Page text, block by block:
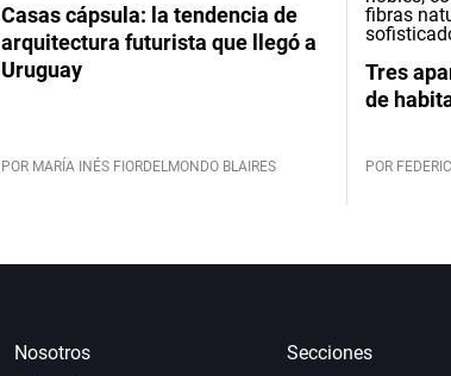
Casas cápsula: la tendencia de
arquitectura futurista que llegó a
Uruguay
POR MARÍA INÉS FIORDELMONDO BLAIRES
Tres
de
POR
Nosotros
Secciones